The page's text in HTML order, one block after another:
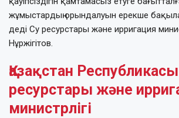
жұмыстардың орындалуын ерекше
деді Су ресурстары және ирригация
Нұржігітов.
Қазақстан
ресурстары және
министрлігі